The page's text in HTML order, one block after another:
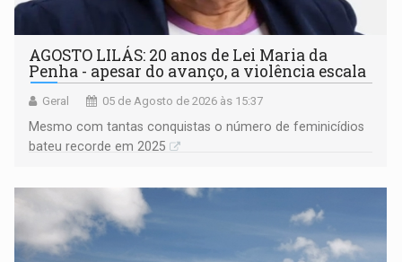
AGOSTO LILÁS: 20 anos de Lei Maria da
Penha - apesar do avanço, a violência escala
Geral 05 de Agosto de 2026 às 15:37
Mesmo com tantas conquistas o número de feminicídios
bateu recorde em 2025